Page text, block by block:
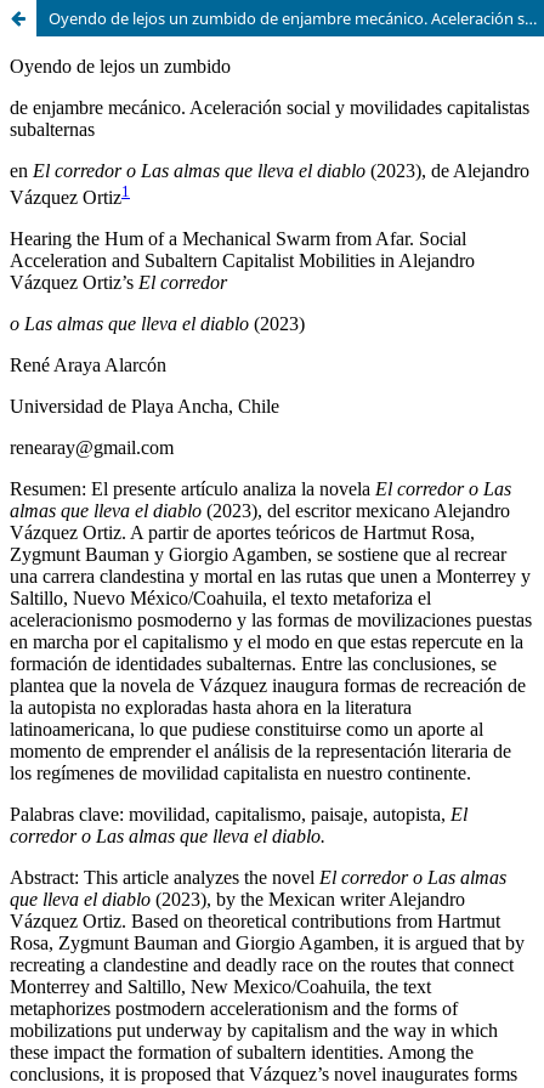
Oyendo de lejos un zumbido de enjambre mecánico. Aceleración social y movilidades capitalistas subalternas en El corredor o Las almas que lleva el diablo (2023), de Alejandro Vázquez Ortiz.